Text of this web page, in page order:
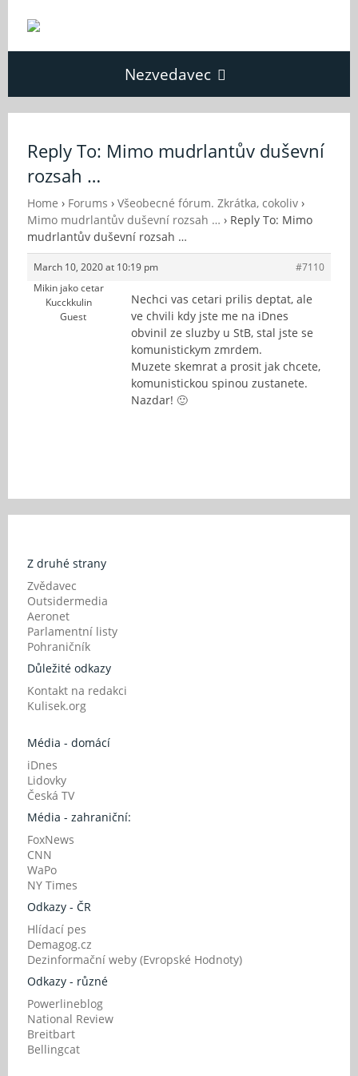
Nezvedavec
O Nezvědavci
Reply To: Mimo mudrlantův duševní
rozsah …
Home › Forums › Všeobecné fórum. Zkrátka, cokoliv ›
Mimo mudrlantův duševní rozsah … › Reply To: Mimo
mudrlantův duševní rozsah …
March 10, 2020 at 10:19 pm
#7110
Mikin jako cetar
Kucckkulin
Guest
Nechci vas cetari prilis deptat, ale
ve chvili kdy jste me na iDnes
obvinil ze sluzby u StB, stal jste se
komunistickym zmrdem.
Muzete skemrat a prosit jak chcete,
komunistickou spinou zustanete.
Nazdar! 🙂
Z druhé strany
Zvědavec
Outsidermedia
Aeronet
Parlamentní listy
Pohraničník
Důležité odkazy
Kontakt na redakci
Kulisek.org
Média - domácí
iDnes
Lidovky
Česká TV
Média - zahraniční:
FoxNews
CNN
WaPo
NY Times
Odkazy - ČR
Hlídací pes
Demagog.cz
Dezinformační weby (Evropské Hodnoty)
Odkazy - různé
Powerlineblog
National Review
Breitbart
Bellingcat